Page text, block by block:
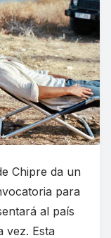
Chipre da un
para
al país
vez. Esta